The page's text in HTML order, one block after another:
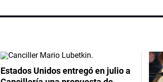
Estados Unidos entregó en julio a